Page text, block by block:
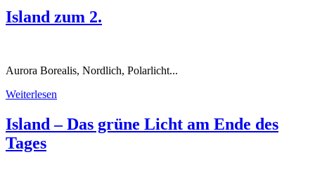
Island zum 2.
Aurora Borealis, Nordlich, Polarlicht...
Weiterlesen
Island – Das grüne Licht am Ende des
Tages